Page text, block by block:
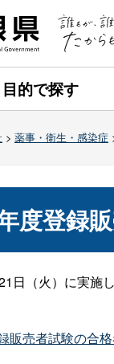
目的で探す
> 薬事・衛生・感染症
度登録
日（火）に実施
売者試験の合格